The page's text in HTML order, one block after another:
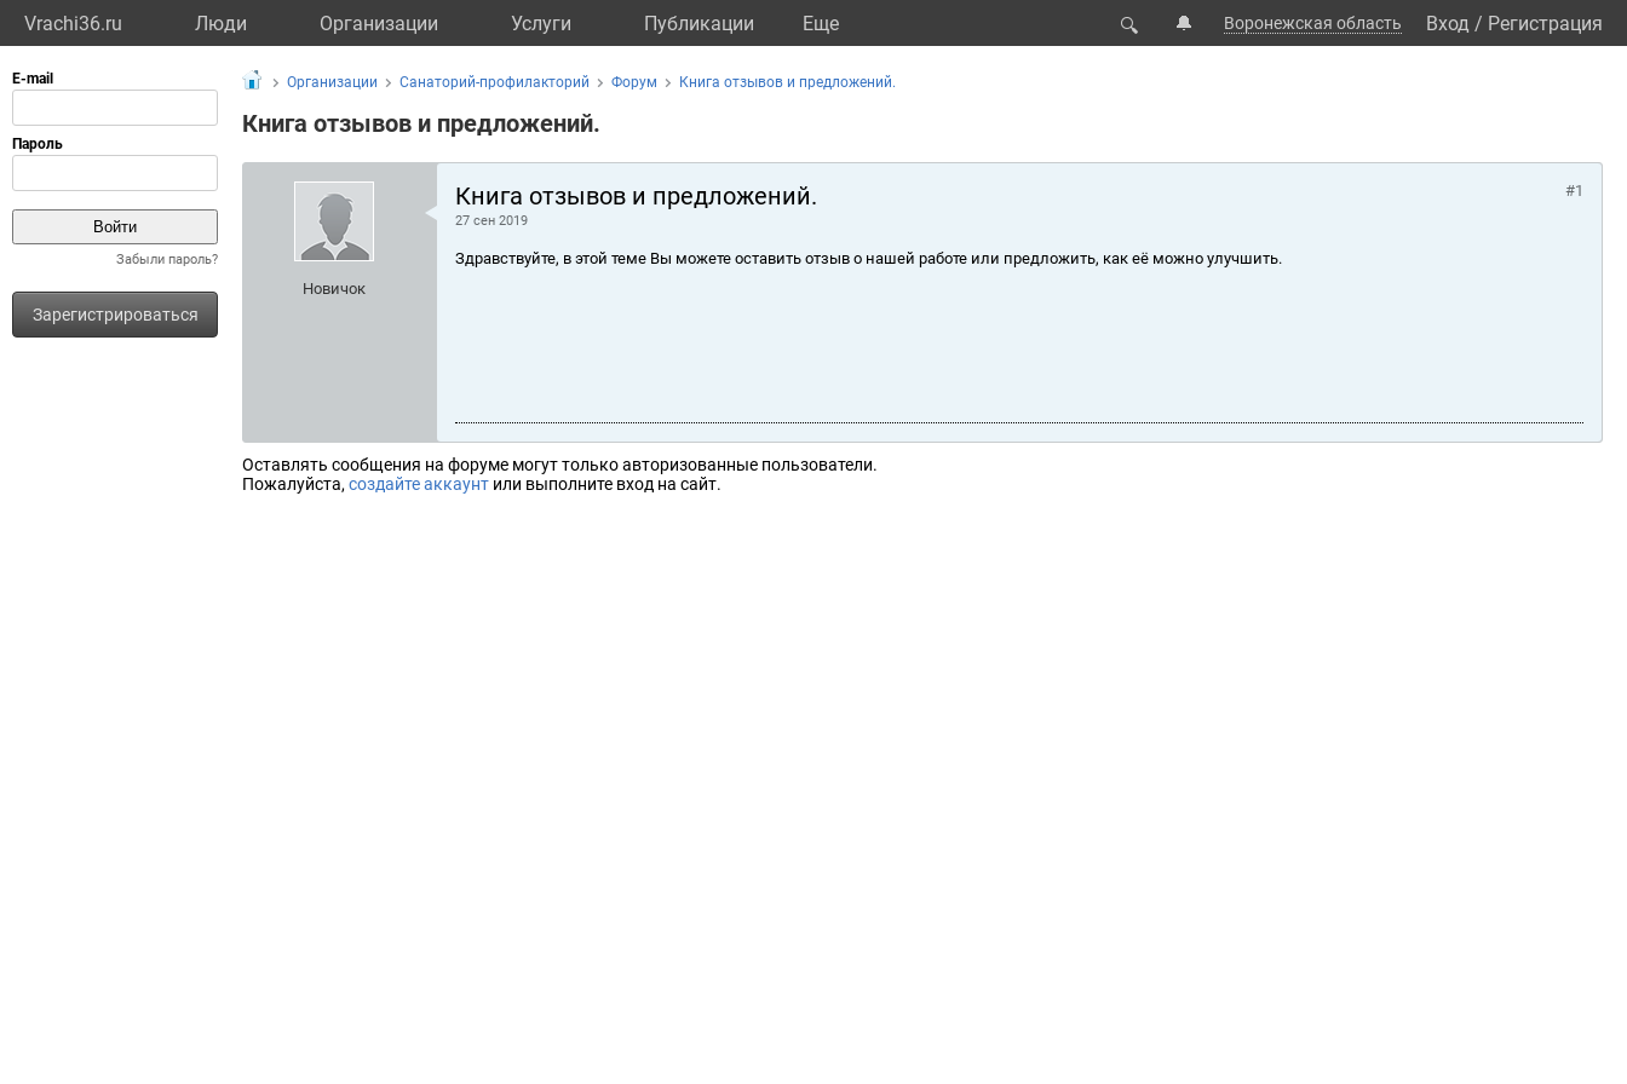
Vrachi36.ru Люди Организации Услуги Публикации Eще 🔍 🔔 Воронежская область Вход / Регистрация
Забыли пароль?
Зарегистрироваться
Организации Санаторий-профилакторий Форум Книга отзывов и предложений.
Книга отзывов и предложений.
Новичок
Книга отзывов и предложений.
27 сен 2019
#1
Здравствуйте, в этой теме Вы можете оставить отзыв о нашей работе или предложить, как её можно улучшить.
Оставлять сообщения на форуме могут только авторизованные пользователи.
Пожалуйста, создайте аккаунт или выполните вход на сайт.